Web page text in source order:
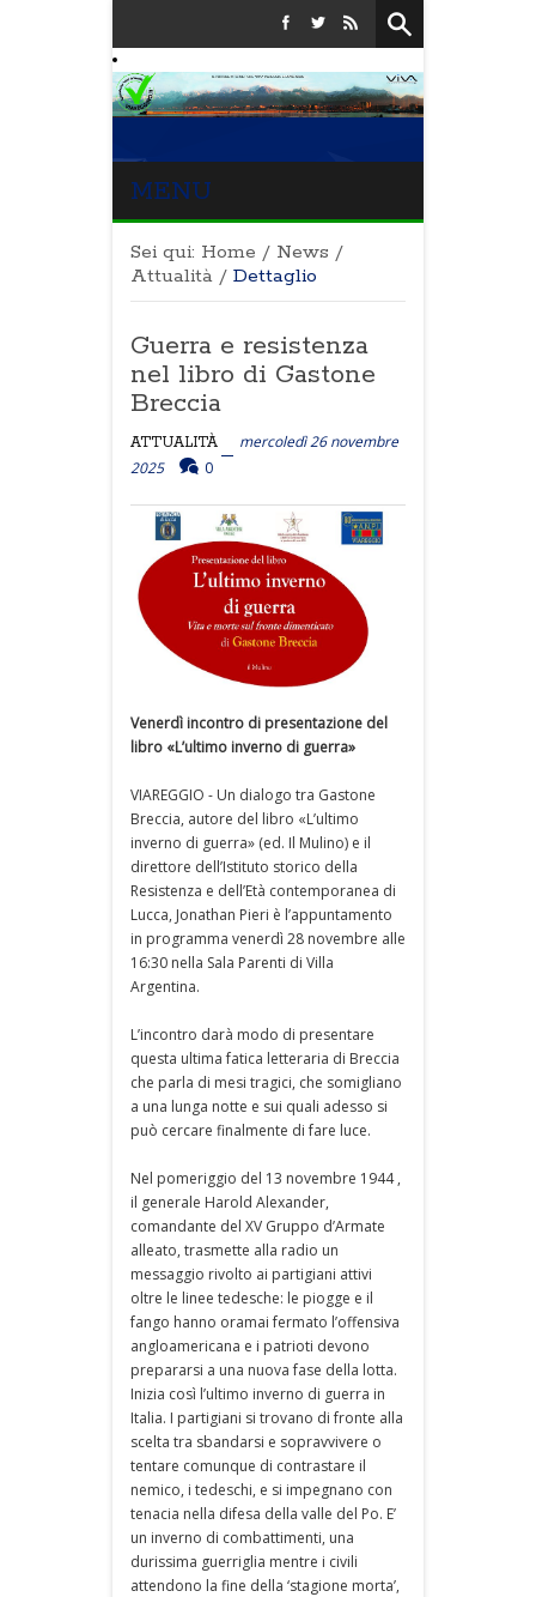
MENU
Sei qui: Home / News /
Attualità / Dettaglio
Guerra e resistenza
nel libro di Gastone
Breccia
ATTUALITÀ
mercoledì 26 novembre
2025
0
Venerdì incontro di presentazione del
libro «L’ultimo inverno di guerra»
VIAREGGIO - Un dialogo tra Gastone
Breccia, autore del libro «L’ultimo
inverno di guerra» (ed. Il Mulino) e il
direttore dell’Istituto storico della
Resistenza e dell’Età contemporanea di
Lucca, Jonathan Pieri è l’appuntamento
in programma venerdì 28 novembre alle
16:30 nella Sala Parenti di Villa
Argentina.
L’incontro darà modo di presentare
questa ultima fatica letteraria di Breccia
che parla di mesi tragici, che somigliano
a una lunga notte e sui quali adesso si
può cercare finalmente di fare luce.
Nel pomeriggio del 13 novembre 1944 ,
il generale Harold Alexander,
comandante del XV Gruppo d’Armate
alleato, trasmette alla radio un
messaggio rivolto ai partigiani attivi
oltre le linee tedesche: le piogge e il
fango hanno oramai fermato l’offensiva
angloamericana e i patrioti devono
prepararsi a una nuova fase della lotta.
Inizia così l’ultimo inverno di guerra in
Italia. I partigiani si trovano di fronte alla
scelta tra sbandarsi e sopravvivere o
tentare comunque di contrastare il
nemico, i tedeschi, e si impegnano con
tenacia nella difesa della valle del Po. E’
un inverno di combattimenti, una
durissima guerriglia mentre i civili
attendono la fine della ‘stagione morta’,